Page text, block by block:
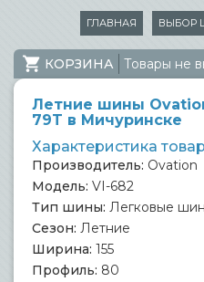
ГЛАВНАЯ ВЫБОР
КОРЗИНА Товары не
Летние шины
79T в Мичуринске
Характеристика
Производитель: Ovation
Модель: VI-682
Тип шины: Легковые
Сезон: Летние
Ширина: 155
Профиль: 80